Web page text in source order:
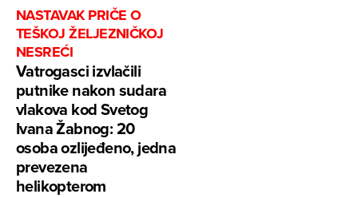
NASTAVAK PRIČE O
TEŠKOJ ŽELJEZNIČKOJ
NESREĆI
Vatrogasci izvlačili
putnike nakon sudara
vlakova kod Svetog
Ivana Žabnog: 20
osoba ozlijeđeno, jedna
prevezena
helikopterom